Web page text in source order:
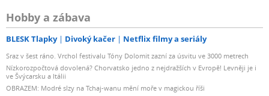
Hobby a zábava
BLESK Tlapky Divoký kačer Netflix filmy a seriály
Sraz v šest ráno. Vrchol festivalu Tóny Dolomit zazní za úsvitu ve 3000 metrech
Nízkorozpočtová dovolená? Chorvatsko jedno z nejdražších v Evropě! Levněji je i
ve Švýcarsku a Itálii
OBRAZEM: Modré slzy na Tchaj-wanu mění moře v magickou říši